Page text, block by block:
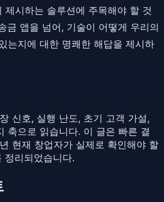
제시하는 솔루션에 주목해야 할 것
금 앱을 넘어, 기술이 어떻게 우리의
는지에 대한 명쾌한 해답을 제시하
신호, 실행 난도, 초기 고객 가설,
축으로 읽습니다. 이 글은 빠른 결
현재 창업자가 실제로 확인해야 할
정리되었습니다.